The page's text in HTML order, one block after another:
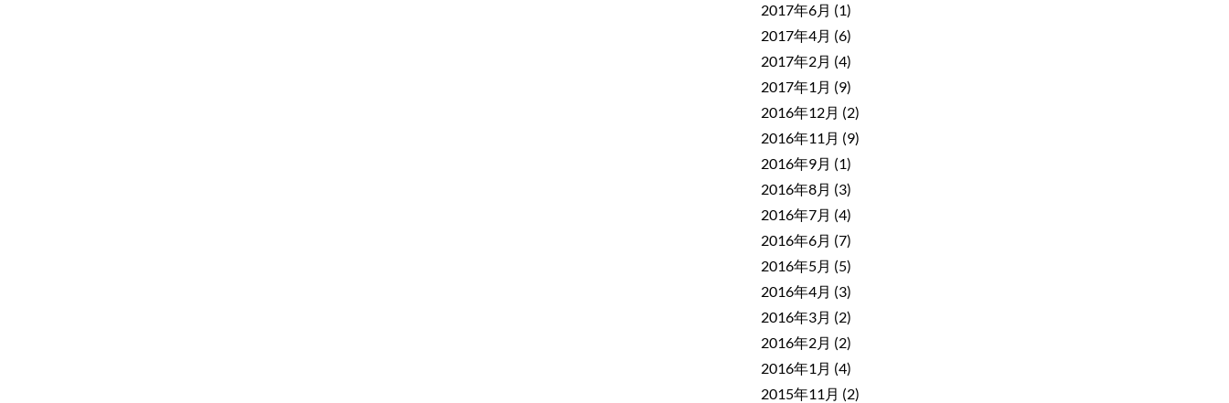
2017年6月 (1)
2017年4月 (6)
2017年2月 (4)
2017年1月 (9)
2016年12月 (2)
2016年11月 (9)
2016年9月 (1)
2016年8月 (3)
2016年7月 (4)
2016年6月 (7)
2016年5月 (5)
2016年4月 (3)
2016年3月 (2)
2016年2月 (2)
2016年1月 (4)
2015年11月 (2)